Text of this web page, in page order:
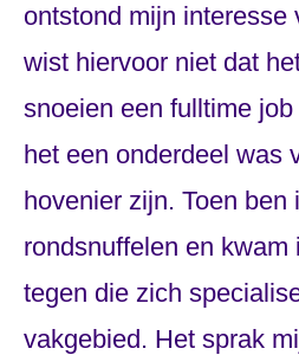
ontstond mijn interesse
wist hiervoor niet dat
snoeien een fulltime
het een onderdeel was
hovenier zijn. Toen ben
rondsnuffelen en kwam
tegen die zich
vakgebied. Het sprak